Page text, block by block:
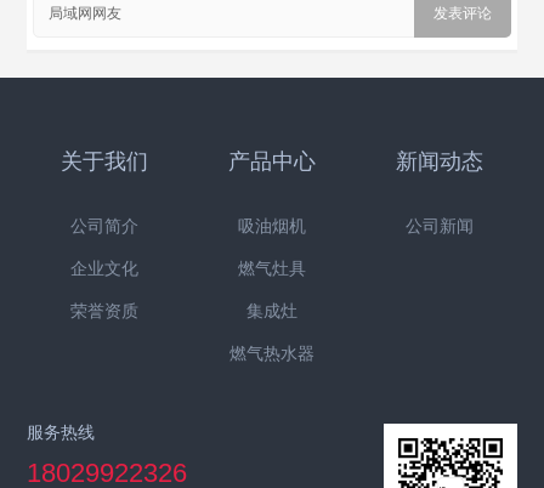
局域网网友
关于我们
公司简介
企业文化
荣誉资质
产品中心
吸油烟机
燃气灶具
集成灶
燃气热水器
新闻动态
公司新闻
服务热线
18029922326